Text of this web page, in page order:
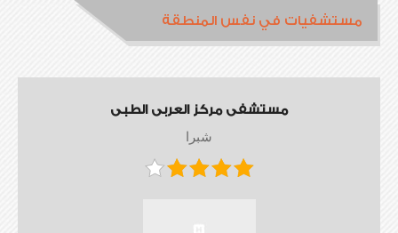
مستشفيات في نفس المنطقة
مستشفى مركز العربى الطبى
شبرا